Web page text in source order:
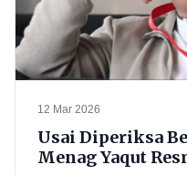
12 Mar 2026
Usai Diperiksa
Menag Yaqut